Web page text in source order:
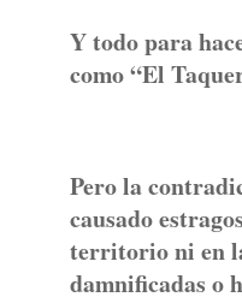
Y todo para
como “El
Pero la
causado
territorio ni en
damnificadas o